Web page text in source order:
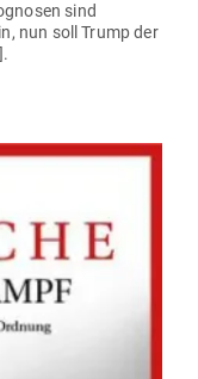
sind
nun soll Trump der
].